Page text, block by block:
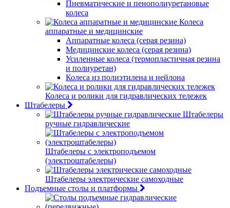
Пневматические и пенополиуретановые
колеса
Колеса
аппаратные и медицинские
Аппаратные колеса (серая резина)
Медицинские колеса (серая резина)
Усиленные колеса (термопластичная резина
и полиуретан)
Колеса из полиэтилена и нейлона
Колеса и ролики для гидравлических тележек
Штабелеры
Штабелеры
ручные гидравлические
Штабелеры с электроподъемом
(электроштабелеры)
Штабелеры электрические самоходные
Подъемные столы и платформы